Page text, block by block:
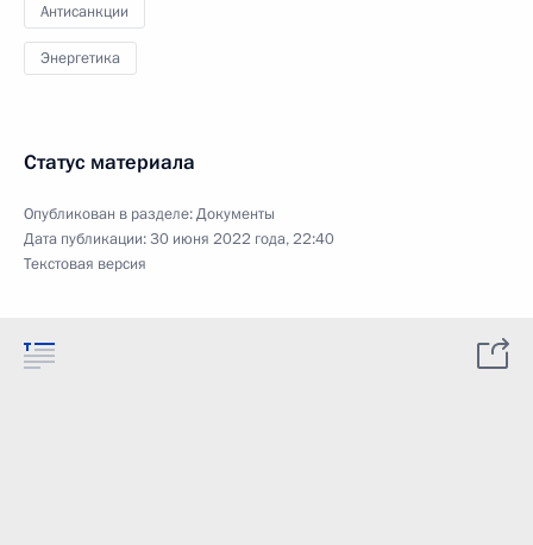
Антисанкции
Энергетика
Статус материала
Опубликован в разделе:Документы
Дата публикации:30 июня 2022 года, 22:40
Текстовая версия